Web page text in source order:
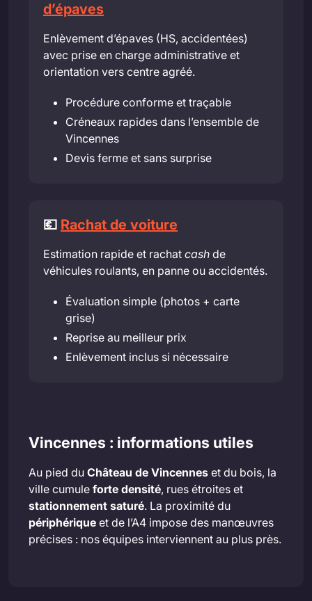
d’épaves
Enlèvement d’épaves (HS, accidentées)
avec prise en charge administrative et
orientation vers centre agréé.
Procédure conforme et traçable
Créneaux rapides dans l’ensemble de
Vincennes
Devis ferme et sans surprise
💶 Rachat de voiture
Estimation rapide et rachat cash de
véhicules roulants, en panne ou accidentés.
Évaluation simple (photos + carte
grise)
Reprise au meilleur prix
Enlèvement inclus si nécessaire
Vincennes : informations utiles
Au pied du Château de Vincennes et du bois, la
ville cumule forte densité, rues étroites et
stationnement saturé. La proximité du
périphérique et de l’A4 impose des manœuvres
précises : nos équipes interviennent au plus près.